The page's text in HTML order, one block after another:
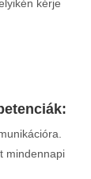
kérje
:
mindennapi